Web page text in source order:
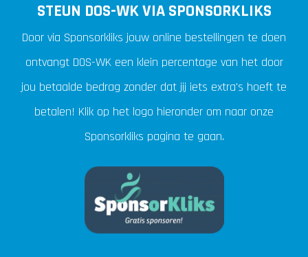
STEUN DOS-WK VIA SPONSORKLIKS
Door via Sponsorkliks jouw online bestellingen te doen
ontvangt DOS-WK een klein percentage van het door
jou betaalde bedrag zonder dat jij iets extra's hoeft te
betalen! Klik op het logo hieronder om naar onze
Sponsorkliks pagina te gaan.